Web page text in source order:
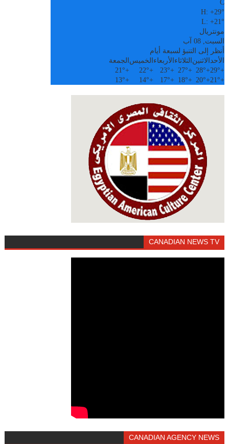
C
H:+29°
L:+21°
مونتريال
السبت, 08 آب
أنظر إلى التنبؤ لسبعة أيام
الأحدالاثنين الثلاثاء الأربعاء الخميس الجمعة
+
29°
+
28°
+
27°
+
23°
+
22°
+
21°
+
21°
+
20°
+
18°
+
17°
+
14°
+
13°
CANADIAN NEWS TV
CANADIAN AGENCY NEWS